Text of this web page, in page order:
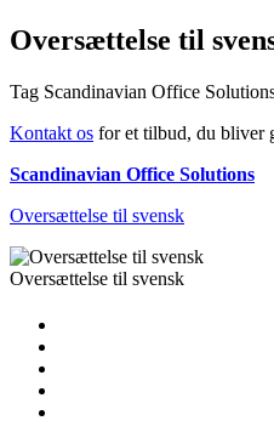
Oversættelse til
Tag Scandinavian Office
Kontakt os for et tilbud, du bliver
Scandinavian Office Solutions
Oversættelse til svensk
Oversættelse til svensk